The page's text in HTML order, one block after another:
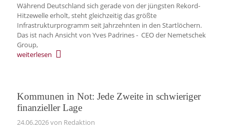
Während Deutschland sich gerade von der jüngsten Rekord-
Hitzewelle erholt, steht gleichzeitig das größte
Infrastrukturprogramm seit Jahrzehnten in den Startlöchern.
Das ist nach Ansicht von Yves Padrines - CEO der Nemetschek
Group,
weiterlesen
Kommunen in Not: Jede Zweite in schwieriger
finanzieller Lage
24.06.2026von Redaktion